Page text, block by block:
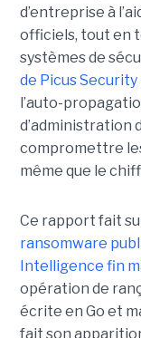
d’entreprise à
officiels, tout en
systèmes de
de Picus Security
l’auto-
d’administration
compromettre
même que le
Ce rapport fait
ransomware
Intelligence fin
opération de
écrite en Go et
fait son